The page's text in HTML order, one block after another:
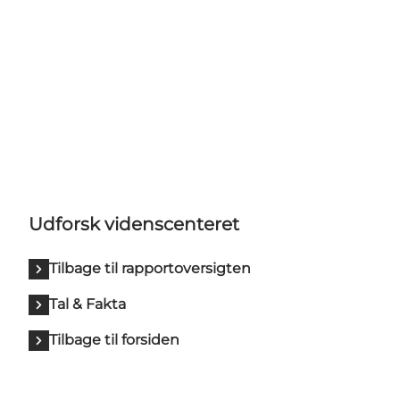
Udforsk videnscenteret
Tilbage til rapportoversigten
Tal & Fakta
Tilbage til forsiden